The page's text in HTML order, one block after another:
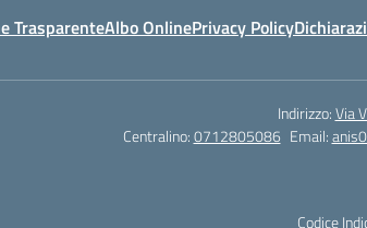
TrasparenteAlbo OnlinePrivacy Policy
Indirizzo:Via
Centralino:0712805086 Email:
Codice